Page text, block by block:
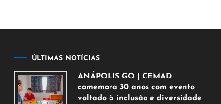
ÚLTIMAS NOTÍCIAS
ANÁPOLIS GO | CEMAD
comemora 30 anos com evento
voltado à inclusão e diversidade